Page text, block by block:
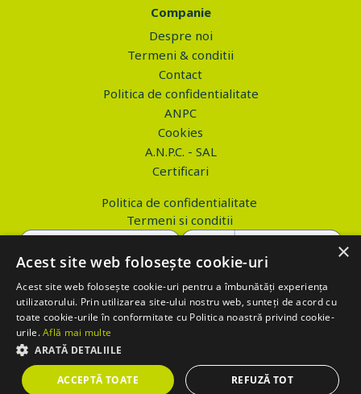
Companie
Despre noi
Termeni & conditii
Contact
Politica de confidentialitate
ANPC
Cookies
A.N.P.C. - SAL
Certificari
Politica de confidentialitate
Termeni si conditii
Copyright © 2026 PROVA.ro
$('.btn_gdpr').click(function() { //alert('test'); var values='';
values+='action=accept-gdpr'; $.ajax({ method: "POST", url:
"https://www.prova.ro/gdpr.php", data: values, success: function(html)
{ if (html == 'success') { $('.box_gdpr').remove(); return false; } } });
×
Acest site web folosește cookie-uri
Acest site web folosește cookie-uri pentru a îmbunătăți experiența
utilizatorului. Prin utilizarea site-ului nostru web, sunteți de acord cu
toate cookie-urile în conformitate cu Politica noastră privind cookie-
urile.Află mai multe
ARATĂ DETALIILE
ACCEPTĂ TOATE REFUZĂ TOT